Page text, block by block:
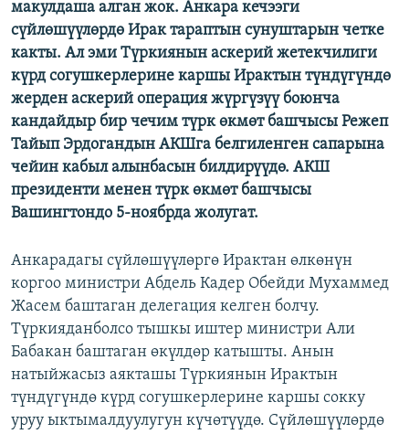
макулдаша алган жок. Анкара кечээги
сүйлөшүүлөрдө Ирак тараптын сунуштарын четке
какты. Ал эми Түркиянын аскерий жетекчилиги
күрд согушкерлерине каршы Ирактын түндүгүндө
жерден аскерий операция жүргүзүү боюнча
кандайдыр бир чечим түрк өкмөт башчысы Режеп
Тайып Эрдогандын АКШга белгиленген сапарына
чейин кабыл алынбасын билдирүүдө. АКШ
президенти менен түрк өкмөт башчысы
Вашингтондо 5-ноябрда жолугат.
Анкарадагы сүйлөшүүлөргө Ирактан өлкөнүн
коргоо министри Абдель Кадер Обейди Мухаммед
Жасем баштаган делегация келген болчу.
Түркияданболсо тышкы иштер министри Али
Бабакан баштаган өкүлдөр катышты. Анын
натыйжасыз аякташы Түркиянын Ирактын
түндүгүндө күрд согушкерлерине каршы сокку
уруу ыктымалдуулугун күчөтүүдө. Сүйлөшүүлөрдө